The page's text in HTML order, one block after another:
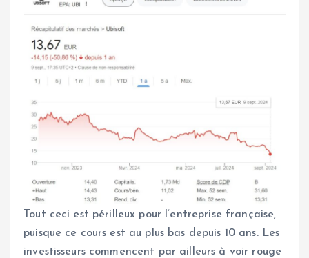
Tout ceci est périlleux pour l’entreprise française,
puisque ce cours est au plus bas depuis 10 ans. Les
investisseurs commencent par ailleurs à voir rouge